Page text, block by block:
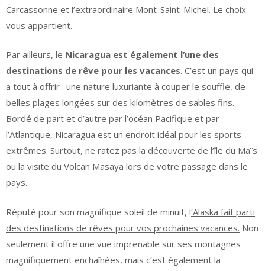
Carcassonne et l’extraordinaire Mont-Saint-Michel. Le choix
vous appartient.
Par ailleurs, le Nicaragua est également l’une des
destinations de rêve pour les vacances. C’est un pays qui
a tout à offrir : une nature luxuriante à couper le souffle, de
belles plages longées sur des kilomètres de sables fins.
Bordé de part et d’autre par l’océan Pacifique et par
l’Atlantique, Nicaragua est un endroit idéal pour les sports
extrêmes. Surtout, ne ratez pas la découverte de l’île du Maïs
ou la visite du Volcan Masaya lors de votre passage dans le
pays.
Réputé pour son magnifique soleil de minuit, l‘Alaska fait parti
des destinations de rêves pour vos prochaines vacances. Non
seulement il offre une vue imprenable sur ses montagnes
magnifiquement enchaînées, mais c’est également la